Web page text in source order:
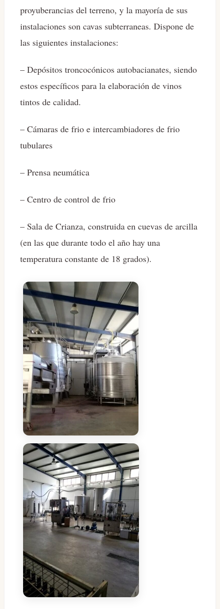
proyuberancias del terreno, y la mayoría de sus
instalaciones son cavas subterraneas. Dispone de
las siguientes instalaciones:
– Depósitos troncocónicos autobacianates, siendo
estos específicos para la elaboración de vinos
tintos de calidad.
– Cámaras de frio e intercambiadores de frio
tubulares
– Prensa neumática
– Centro de control de frio
– Sala de Crianza, construida en cuevas de arcilla
(en las que durante todo el año hay una
temperatura constante de 18 grados).